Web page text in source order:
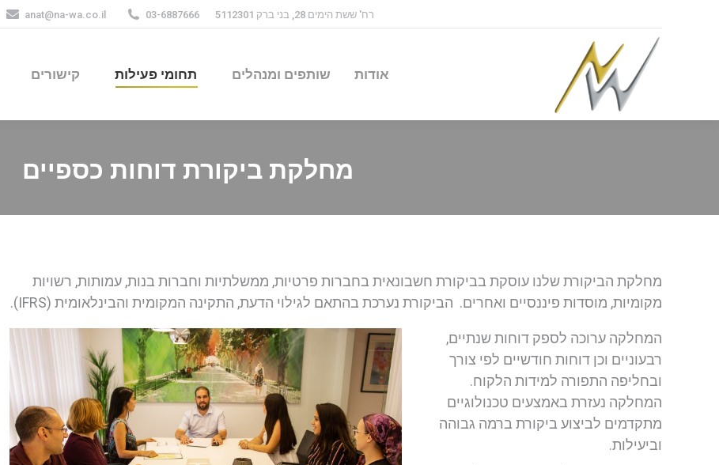
anat@na-wa.co.il 03-6887666 רח' ששת הימים 28, בני ברק 5112301
אודות שותפים ומנהלים תחומי פעילות קישורים
מחלקת ביקורת דוחות כספיים
מחלקת הביקורת שלנו עוסקת בביקורת חשבונאית בחברות פרטיות, ממשלתיות וחברות בנות, עמותות, רשויות
מקומיות, מוסדות פיננסיים ואחרים. הביקורת נערכת בהתאם לגילוי הדעת, התקינה המקומית והבינלאומית (IFRS).
המחלקה ערוכה לספק דוחות שנתיים,
רבעוניים וכן דוחות חודשיים לפי צורך
ובחליפה התפורה למידות הלקוח.
המחלקה נעזרת באמצעים טכנולוגיים
מתקדמים לביצוע ביקורת ברמה גבוהה
וביעילות.